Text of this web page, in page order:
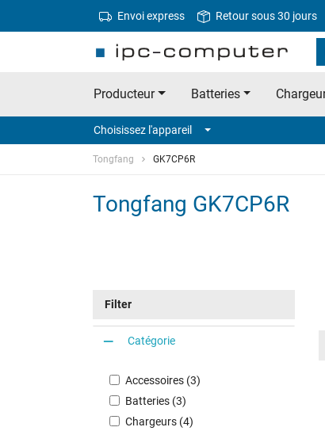
Envoi express Retour sous 30 jours
Producteur Batteries
Choisissez l'appareil
Tongfang GK7CP6R
Tongfang GK7CP6R
Filter
Catégorie
Accessoires (3)
Batteries (3)
Chargeurs (4)